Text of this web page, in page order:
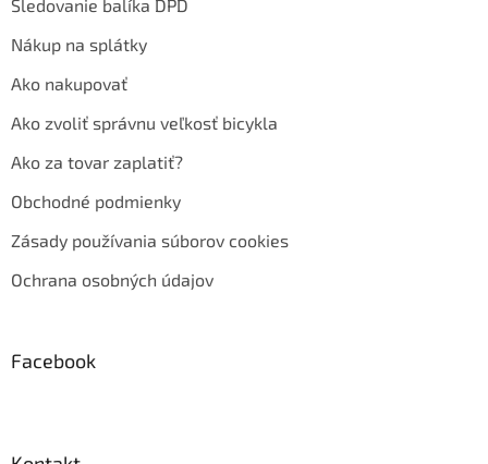
Sledovanie balíka DPD
Nákup na splátky
Ako nakupovať
Ako zvoliť správnu veľkosť bicykla
Ako za tovar zaplatiť?
Obchodné podmienky
Zásady používania súborov cookies
Ochrana osobných údajov
Facebook